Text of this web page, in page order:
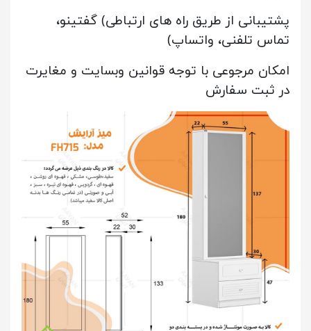
پشتیبانی از طریق راه های ارتباطی) گفتینو،
تماس تلفنی، واتساپ)
امکان مرجوعی با توجه قوانین وبسایت و مغایرت
در ثبت سفارش